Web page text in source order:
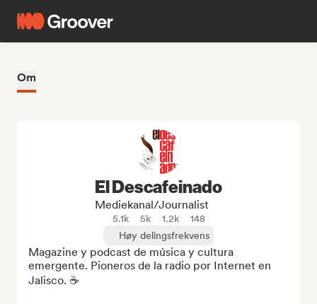
Om
El Descafeinado
Mediekanal/journalist
5.1k 5k 1.2k
148
Høy delingsfrekvens
Magazine y podcast de música y cultura
emergente. Pioneros de la radio por Internet en
Jalisco. ☕